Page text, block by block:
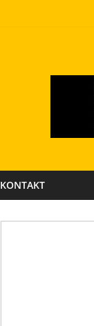
KONTAKT